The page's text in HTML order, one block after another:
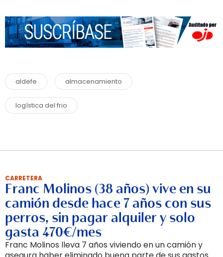
aldefe almacenamiento
logística del frio
CARRETERA
Franc Molinos (38 años) vive en su
camión desde hace 7 años con sus
perros, sin pagar alquiler y solo
gasta 470€/mes
Franc Molinos lleva 7 años viviendo en un camión y